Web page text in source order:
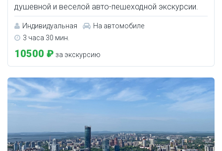
душевной и веселой авто-пешеходной экскурсии.
Индивидуальная
На автомобиле
3 часа 30 мин.
10500 ₽ за экскурсию